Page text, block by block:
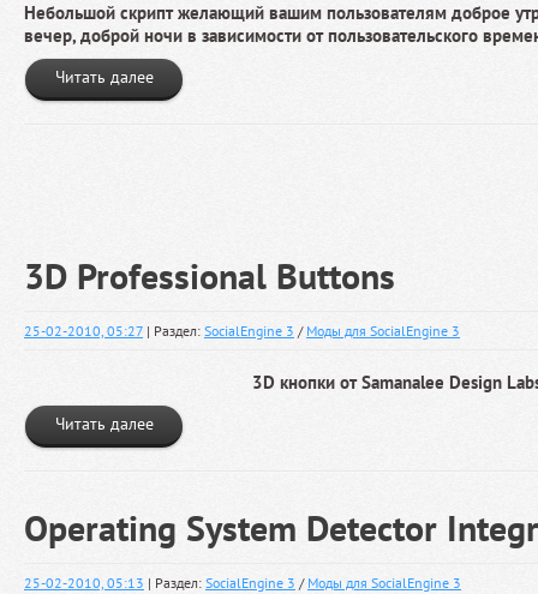
Небольшой скрипт желающий вашим пользователям доброе
вечер, доброй ночи в зависимости от пользовательского
Читать далее
3D Professional Buttons
25-02-2010, 05:27 | Раздел: SocialEngine 3 / Моды для SocialEngine 3
3D кнопки от Samanalee Design
Читать далее
Operating System Detector
25-02-2010, 05:13 | Раздел: SocialEngine 3 / Моды для SocialEngine 3